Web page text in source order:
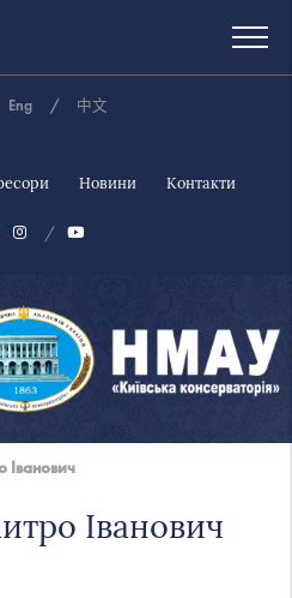
Eng 中文
Новини Контакти
Іванович